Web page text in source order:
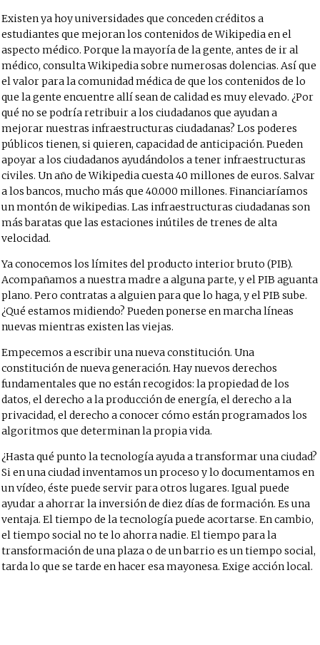
Existen ya hoy universidades que conceden créditos a
estudiantes que mejoran los contenidos de Wikipedia en el
aspecto médico. Porque la mayoría de la gente, antes de ir al
médico, consulta Wikipedia sobre numerosas dolencias. Así que
el valor para la comunidad médica de que los contenidos de lo
que la gente encuentre allí sean de calidad es muy elevado. ¿Por
qué no se podría retribuir a los ciudadanos que ayudan a
mejorar nuestras infraestructuras ciudadanas? Los poderes
públicos tienen, si quieren, capacidad de anticipación. Pueden
apoyar a los ciudadanos ayudándolos a tener infraestructuras
civiles. Un año de Wikipedia cuesta 40 millones de euros. Salvar
a los bancos, mucho más que 40.000 millones. Financiaríamos
un montón de wikipedias. Las infraestructuras ciudadanas son
más baratas que las estaciones inútiles de trenes de alta
velocidad.
Ya conocemos los límites del producto interior bruto (PIB).
Acompañamos a nuestra madre a alguna parte, y el PIB aguanta
plano. Pero contratas a alguien para que lo haga, y el PIB sube.
¿Qué estamos midiendo? Pueden ponerse en marcha líneas
nuevas mientras existen las viejas.
Empecemos a escribir una nueva constitución. Una
constitución de nueva generación. Hay nuevos derechos
fundamentales que no están recogidos: la propiedad de los
datos, el derecho a la producción de energía, el derecho a la
privacidad, el derecho a conocer cómo están programados los
algoritmos que determinan la propia vida.
¿Hasta qué punto la tecnología ayuda a transformar una ciudad?
Si en una ciudad inventamos un proceso y lo documentamos en
un vídeo, éste puede servir para otros lugares. Igual puede
ayudar a ahorrar la inversión de diez días de formación. Es una
ventaja. El tiempo de la tecnología puede acortarse. En cambio,
el tiempo social no te lo ahorra nadie. El tiempo para la
transformación de una plaza o de un barrio es un tiempo social,
tarda lo que se tarde en hacer esa mayonesa. Exige acción local.